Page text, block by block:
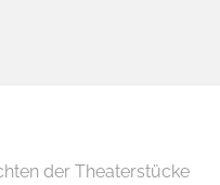
der Theaterstücke